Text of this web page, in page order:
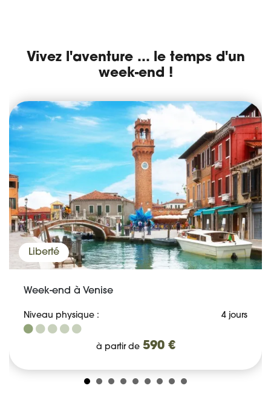
Vivez l'aventure ... le temps d'un
week-end !
Liberté
Week-end à Venise
Niveau physique : 4 jours
à partir de 590 €